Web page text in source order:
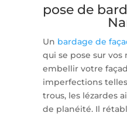
pose de
Un bardage de
qui se pose sur
embellir votre
imperfections
trous, les lézardes
de planéité. Il